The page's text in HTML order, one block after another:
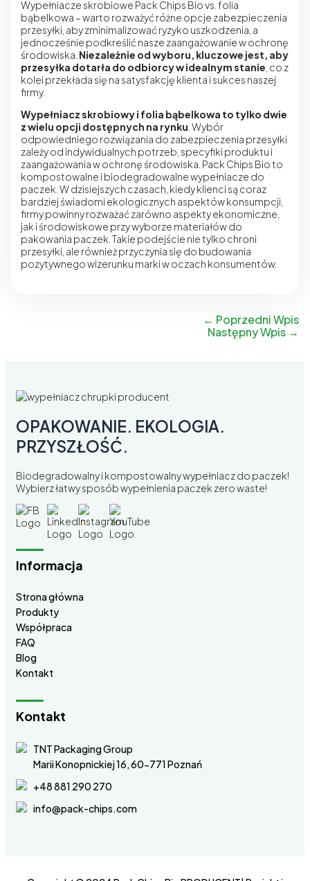
Wypełniacze skrobiowe Pack Chips Biovs. folia
bąbelkowa – warto rozważyć różne opcje zabezpieczenia
przesyłki, aby zminimalizować ryzyko uszkodzenia, a
jednocześnie podkreślić nasze zaangażowanie w ochronę
środowiska. Niezależnie od wyboru, kluczowe jest, aby
przesyłka dotarła do odbiorcy w idealnym stanie , co z
kolei przekłada się na satysfakcję klienta i sukces naszej
firmy.
Wypełniacz skrobiowy i folia bąbelkowa to tylko dwie
z wielu opcji dostępnych na rynku . Wybór
odpowiedniego rozwiązania do zabezpieczenia przesyłki
zależy od indywidualnych potrzeb, specyfiki produktu i
zaangażowania w ochronę środowiska. Pack Chips Bio to
kompostowalne i biodegradowalne wypełniacze do
paczek . W dzisiejszych czasach, kiedy klienci są coraz
bardziej świadomi ekologicznych aspektów konsumpcji,
firmy powinny rozważać zarówno aspekty ekonomiczne,
jak i środowiskowe przy wyborze materiałów do
pakowania paczek. Takie podejście nie tylko chroni
przesyłki, ale również przyczynia się do budowania
pozytywnego wizerunku marki w oczach konsumentów.
← Poprzedni Wpis
Następny Wpis →
OPAKOWANIE. EKOLOGIA.
PRZYSZŁOŚĆ.
Biodegradowalny i kompostowalny wypełniacz do paczek!
Wybierz łatwy sposób wypełnienia paczek zero waste!
Informacja
Strona główna
Produkty
Współpraca
FAQ
Blog
Kontakt
Kontakt
TNT Packaging Group
Marii Konopnickiej 16, 60-771 Poznań
+48 881 290 270
info@pack-chips.com